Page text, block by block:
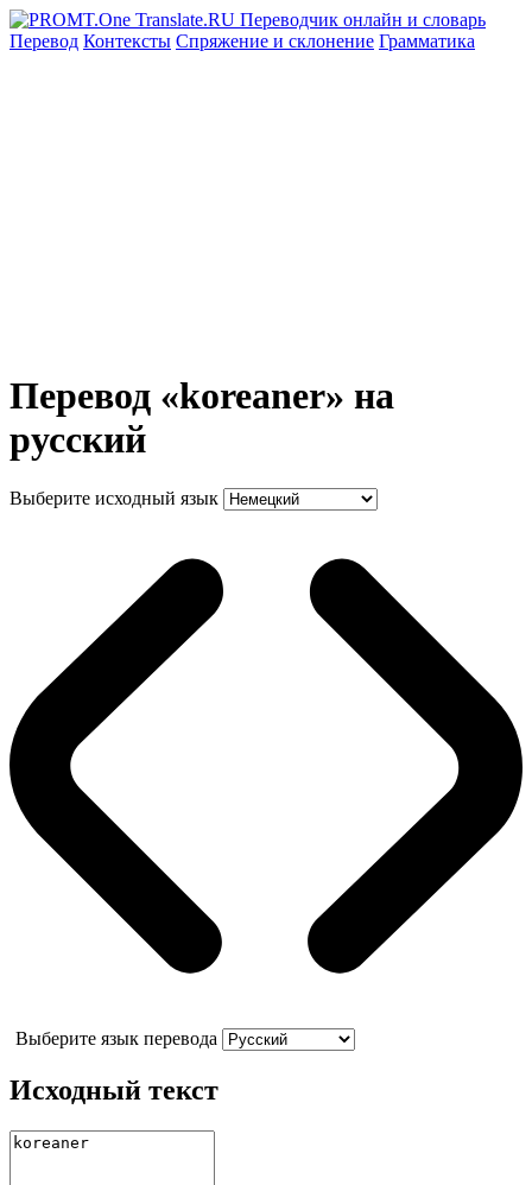
Перевод Контексты Спряжение и склонение Грамматика
Перевод «koreaner» на
русский
Выберите исходный язык
Выберите язык перевода
Исходный текст